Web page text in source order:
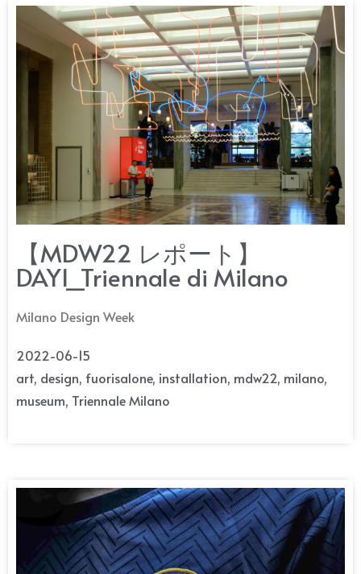
【MDW22 レポート】
DAY1_Triennale di Milano
Milano Design Week
2022-06-15
art, design, fuorisalone, installation, mdw22, milano,
museum, Triennale Milano